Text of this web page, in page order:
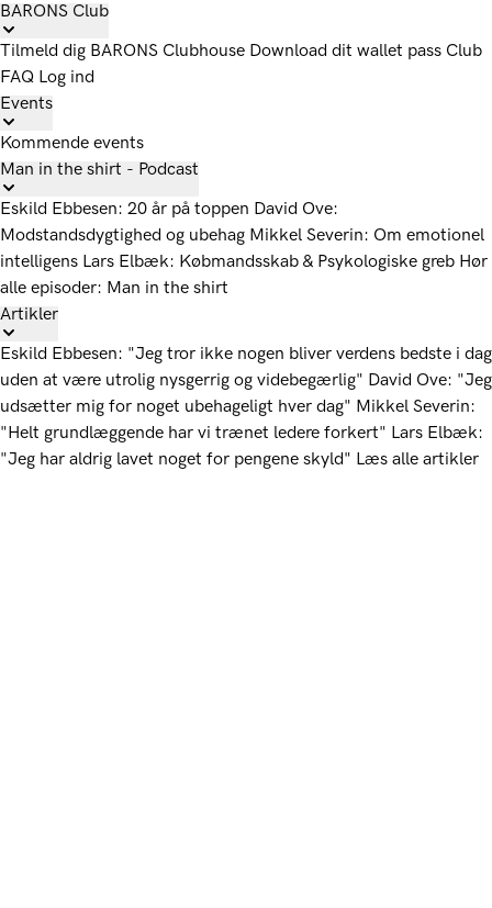
BARONS Club
Tilmeld dig BARONS Clubhouse Download dit wallet pass Club
FAQ Log ind
Events
Kommende events
Man in the shirt - Podcast
Eskild Ebbesen: 20 år på toppen David Ove:
Modstandsdygtighed og ubehag Mikkel Severin: Om emotionel
intelligens Lars Elbæk: Købmandsskab & Psykologiske greb Hør
alle episoder: Man in the shirt
Artikler
Eskild Ebbesen: "Jeg tror ikke nogen bliver verdens bedste i dag
uden at være utrolig nysgerrig og videbegærlig" David Ove: "Jeg
udsætter mig for noget ubehageligt hver dag" Mikkel Severin:
"Helt grundlæggende har vi trænet ledere forkert" Lars Elbæk:
"Jeg har aldrig lavet noget for pengene skyld" Læs alle artikler